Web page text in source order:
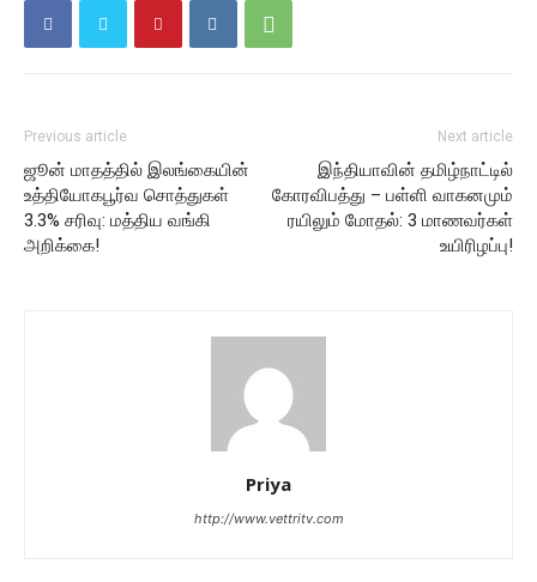
Previous article
ஜூன் மாதத்தில் இலங்கையின்
உத்தியோகபூர்வ சொத்துகள்
3.3% சரிவு: மத்திய வங்கி
அறிக்கை!
Next article
இந்தியாவின் தமிழ்நாட்டில்
கோரவிபத்து – பள்ளி வாகனமும்
ரயிலும் மோதல்: 3 மாணவர்கள்
உயிரிழப்பு!
Priya
http://www.vettritv.com